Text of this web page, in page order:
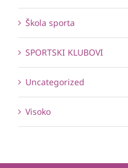
Škola sporta
SPORTSKI KLUBOVI
Uncategorized
Visoko